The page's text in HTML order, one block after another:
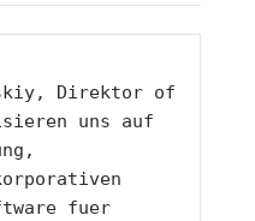
Direktor of
uns auf
fuer